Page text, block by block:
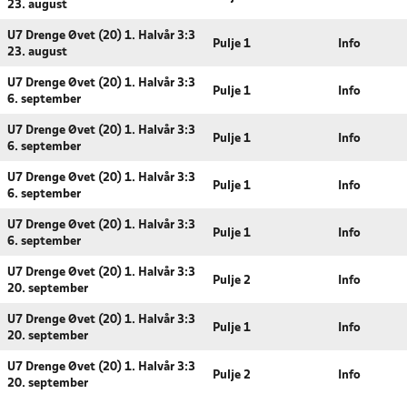
23. august
U7 Drenge Øvet (20) 1. Halvår 3:3
23. august
Pulje 1 Info
U7 Drenge Øvet (20) 1. Halvår 3:3
6. september
Pulje 1 Info
U7 Drenge Øvet (20) 1. Halvår 3:3
6. september
Pulje 1 Info
U7 Drenge Øvet (20) 1. Halvår 3:3
6. september
Pulje 1 Info
U7 Drenge Øvet (20) 1. Halvår 3:3
6. september
Pulje 1 Info
U7 Drenge Øvet (20) 1. Halvår 3:3
20. september
Pulje 2 Info
U7 Drenge Øvet (20) 1. Halvår 3:3
20. september
Pulje 1 Info
U7 Drenge Øvet (20) 1. Halvår 3:3
20. september
Pulje 2 Info